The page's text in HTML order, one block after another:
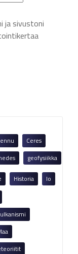
Ceres
geofysiikka
Historia
Io
ja sivustoni